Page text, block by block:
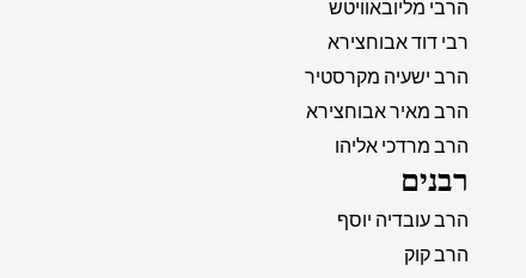
הרבי מליובאוויטש
רבי דוד אבוחצירא
הרב ישעיה מקרסטיר
הרב מאיר אבוחצירא
הרב מרדכי אליהו
רבנים
הרב עובדיה יוסף
הרב קוק